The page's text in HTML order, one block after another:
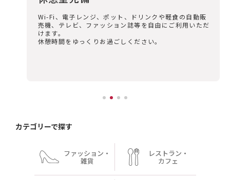
Wi-Fi、電子レンジ、ポット、ドリンクや軽食の自動販
売機、テレビ、ファッション誌等を自由にご利用いただ
けます。
休憩時間をゆっくりお過ごしください。
カテゴリーで探す
ファッション・
雑貨
レストラン・
カフェ